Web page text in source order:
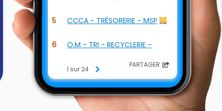
5 CCCA - TRÉSORERIE - MSP 👪
6
O.M - TRI - RECYCLERIE -
7 👬 CCCA - EMPLOI - RETRAITE
GENDARMERIE INFOS 🇨🇵
1 sur 24 PARTAGER